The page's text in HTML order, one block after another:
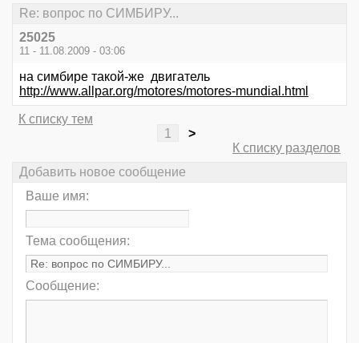
Re: вопрос по СИМБИРУ...
25025
11 - 11.08.2009 - 03:06
на симбире такой-же двигатель
http://www.allpar.org/motores/motores-mundial.html
К списку тем
1
>
К списку разделов
Добавить новое сообщение
Ваше имя:
Тема сообщения:
Сообщение: